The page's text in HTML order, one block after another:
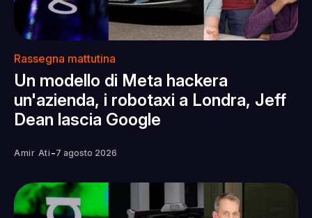
Rassegna mattutina
Un modello di Meta hackera
un'azienda, i robotaxi a Londra, Jeff
Dean lascia Google
Amir Ati -7 agosto 2026